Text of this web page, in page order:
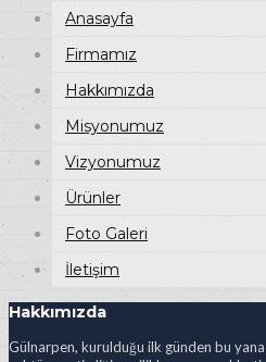
Anasayfa
Firmamız
Hakkımızda
Misyonumuz
Vizyonumuz
Ürünler
Foto Galeri
İletişim
Hakkımızda
Gülnarpen, kurulduğu ilk günden bu